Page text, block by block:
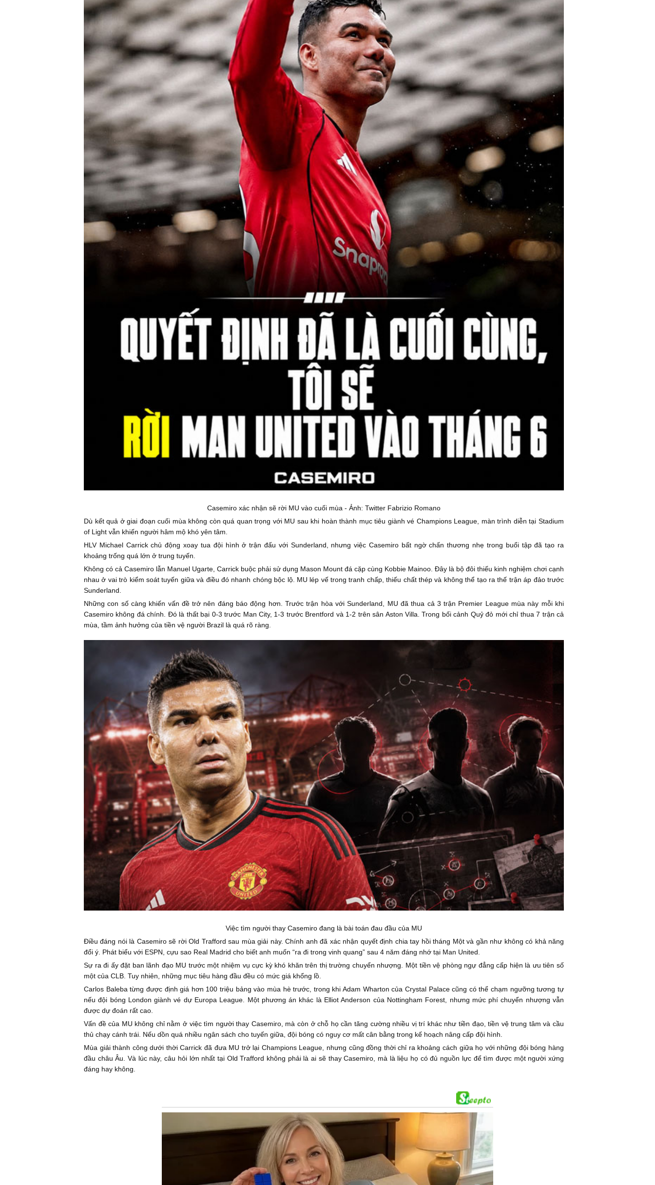
Casemiro xác nhận sẽ rời MU vào cuối mùa - Ảnh: Twitter Fabrizio Romano
Dù kết quả ở giai đoạn cuối mùa không còn quá quan trọng với MU sau khi hoàn thành mục tiêu giành vé Champions League, màn trình diễn tại Stadium
of Light vẫn khiến người hâm mộ khó yên tâm.
HLV Michael Carrick chủ động xoay tua đội hình ở trận đấu với Sunderland, nhưng việc Casemiro bất ngờ chấn thương nhẹ trong buổi tập đã tạo ra
khoảng trống quá lớn ở trung tuyến.
Không có cả Casemiro lẫn Manuel Ugarte, Carrick buộc phải sử dụng Mason Mount đá cặp cùng Kobbie Mainoo. Đây là bộ đôi thiếu kinh nghiệm chơi cạnh
nhau ở vai trò kiểm soát tuyến giữa và điều đó nhanh chóng bộc lộ. MU lép vế trong tranh chấp, thiếu chất thép và không thể tạo ra thế trận áp đảo trước
Sunderland.
Những con số càng khiến vấn đề trở nên đáng báo động hơn. Trước trận hòa với Sunderland, MU đã thua cả 3 trận Premier League mùa này mỗi khi
Casemiro không đá chính. Đó là thất bại 0-3 trước Man City, 1-3 trước Brentford và 1-2 trên sân Aston Villa. Trong bối cảnh Quỷ đỏ mới chỉ thua 7 trận cả
mùa, tầm ảnh hưởng của tiền vệ người Brazil là quá rõ ràng.
Việc tìm người thay Casemiro đang là bài toán đau đầu của MU
Điều đáng nói là Casemiro sẽ rời Old Trafford sau mùa giải này. Chính anh đã xác nhận quyết định chia tay hồi tháng Một và gần như không có khả năng
đổi ý. Phát biểu với ESPN, cựu sao Real Madrid cho biết anh muốn “ra đi trong vinh quang” sau 4 năm đáng nhớ tại Man United.
Sự ra đi ấy đặt ban lãnh đạo MU trước một nhiệm vụ cực kỳ khó khăn trên thị trường chuyển nhượng. Một tiền vệ phòng ngự đẳng cấp hiện là ưu tiên số
một của CLB. Tuy nhiên, những mục tiêu hàng đầu đều có mức giá khổng lồ.
Carlos Baleba từng được định giá hơn 100 triệu bảng vào mùa hè trước, trong khi Adam Wharton của Crystal Palace cũng có thể chạm ngưỡng tương tự
nếu đội bóng London giành vé dự Europa League. Một phương án khác là Elliot Anderson của Nottingham Forest, nhưng mức phí chuyển nhượng vẫn
được dự đoán rất cao.
Vấn đề của MU không chỉ nằm ở việc tìm người thay Casemiro, mà còn ở chỗ họ cần tăng cường nhiều vị trí khác như tiền đạo, tiền vệ trung tâm và cầu
thủ chạy cánh trái. Nếu dồn quá nhiều ngân sách cho tuyến giữa, đội bóng có nguy cơ mất cân bằng trong kế hoạch nâng cấp đội hình.
Mùa giải thành công dưới thời Carrick đã đưa MU trở lại Champions League, nhưng cũng đồng thời chỉ ra khoảng cách giữa họ với những đội bóng hàng
đầu châu Âu. Và lúc này, câu hỏi lớn nhất tại Old Trafford không phải là ai sẽ thay Casemiro, mà là liệu họ có đủ nguồn lực để tìm được một người xứng
đáng hay không.